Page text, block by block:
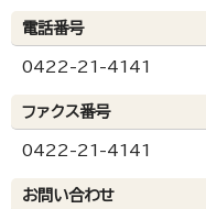
電話番号
0422-21-4141
ファクス番号
0422-21-4141
お問い合わせ